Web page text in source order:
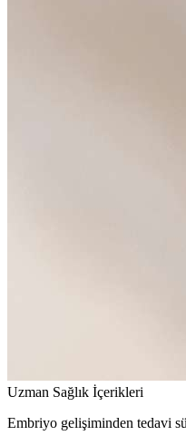
Uzman Sağlık İçerikleri
Embriyo gelişiminden tedavi